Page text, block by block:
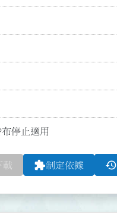
停止適用
載 extension制定依據 history